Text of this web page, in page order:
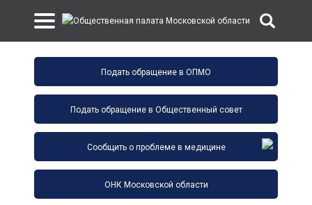
Подать обращение в ОПМО
Подать обращение в Общественный совет
Сообщить о проблеме в медицине
ОНК Московской области